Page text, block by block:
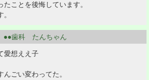
ことを後悔しています。
●●歯科 たんちゃん
愛想ええ子
ごい変わってた。